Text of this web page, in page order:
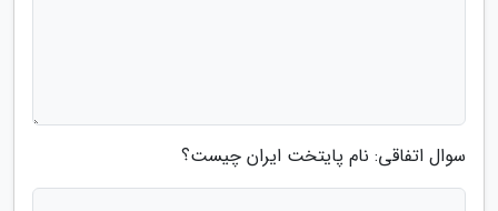
سوال اتفاقی: نام پایتخت ایران چیست؟